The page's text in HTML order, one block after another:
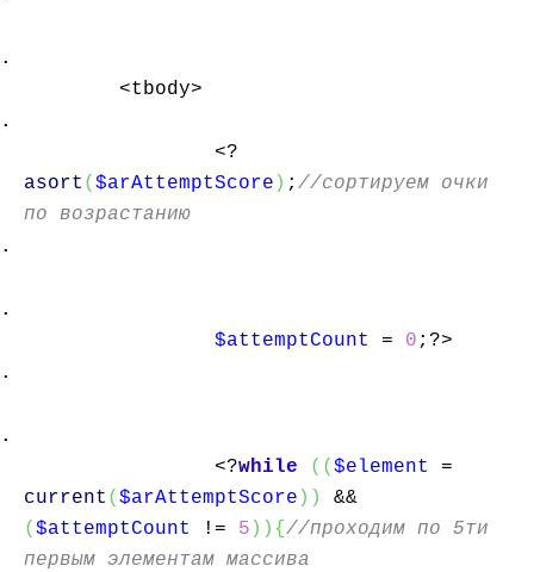
<tbody>
<?
asort ( $arAttemptScore ) ; //сортируем очки
по возрастанию
$attemptCount = 0 ;?>
<?while ( ( $element
=
current ( $arAttemptScore ) )
&&
( $attemptCount != 5 ) ) { //проходим по 5ти
первым элементам массива